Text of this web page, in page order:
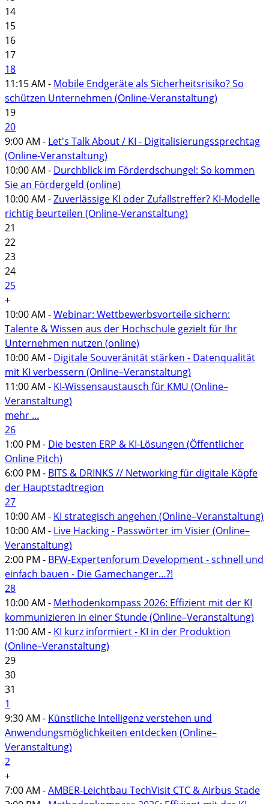
14
15
16
17
18
11:15 AM - Mobile Endgeräte als Sicherheitsrisiko? So
schützen Unternehmen (Online-Veranstaltung)
19
20
9:00 AM - Let's Talk About / KI - Digitalisierungssprechtag
(Online-Veranstaltung)
10:00 AM - Durchblick im Förderdschungel: So kommen
Sie an Fördergeld (online)
10:00 AM -Zuverlässige KI oder Zufallstreffer? KI-Modelle
richtig beurteilen (Online-Veranstaltung)
21
22
23
24
25
+
10:00 AM -Webinar: Wettbewerbsvorteile sichern:
Talente & Wissen aus der Hochschule gezielt für Ihr
Unternehmen nutzen (online)
10:00 AM - Digitale Souveränität stärken - Datenqualität
mit KI verbessern (Online–Veranstaltung)
11:00 AM - KI-Wissensaustausch für KMU (Online–
Veranstaltung)
mehr ...
26
1:00 PM - Die besten ERP & KI-Lösungen (Öffentlicher
Online Pitch)
6:00 PM - BITS & DRINKS // Networking für digitale Köpfe
der Hauptstadtregion
27
10:00 AM - KI strategisch angehen (Online–Veranstaltung)
10:00 AM - Live Hacking - Passwörter im Visier (Online–
Veranstaltung)
2:00 PM - BFW-Expertenforum Development - schnell und
einfach bauen - Die Gamechanger…?!
28
10:00 AM - Methodenkompass 2026: Effizient mit der KI
kommunizieren in einer Stunde (Online–Veranstaltung)
11:00 AM - KI kurz informiert - KI in der Produktion
(Online–Veranstaltung)
29
30
31
1
9:30 AM - Künstliche Intelligenz verstehen und
Anwendungsmöglichkeiten entdecken (Online–
Veranstaltung)
2
+
7:00 AM -AMBER-Leichtbau TechVisit CTC & Airbus Stade